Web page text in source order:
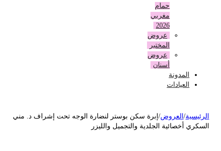
حمام
مغربي
عروض
المختبر
عروض
أسنان
المدونة
العيادات
/العروض إبرة سكن بوستر لنضارة الوجه تحت إشراف د. مني
أخصائية الجلدية والتجميل والليزر